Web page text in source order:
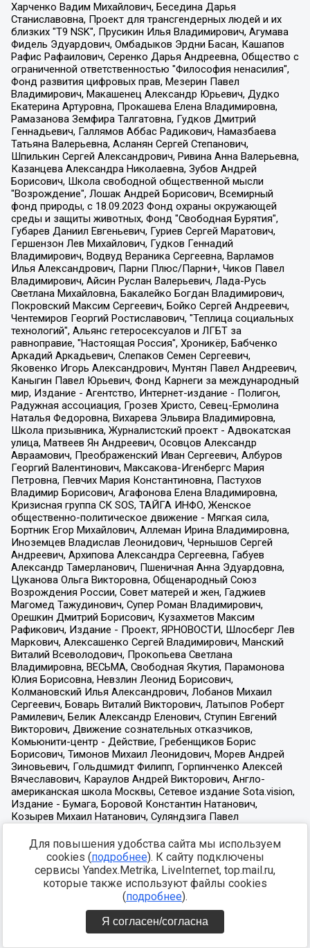
Для повышения удобства сайта мы используем
cookies (подробнее). К сайту подключены
сервисы Yandex.Metrika, LiveInternet, top.mail.ru,
которые также используют файлы cookies
(подробнее).
Я согласен/согласна